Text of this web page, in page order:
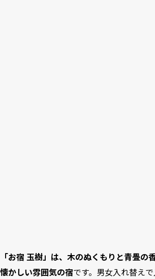
「お宿 玉樹」は、木のぬくもりと青畳の
懐かしい雰囲気の宿です。男女入れ替え